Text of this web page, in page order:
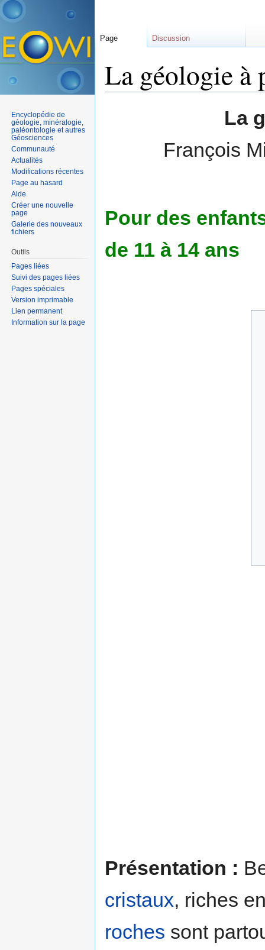
La géologie à
La
François
Pour des
de 11 à 14 ans
Présentation :
cristaux, riches
roches sont
Page Discussion
Encyclopédie de
géologie, minéralogie,
paléontologie et autres
Géosciences
Communauté
Actualités
Modifications récentes
Page au hasard
Aide
Créer une nouvelle
page
Galerie des nouveaux
fichiers
Outils
Pages liées
Suivi des pages liées
Pages spéciales
Version imprimable
Lien permanent
Information sur la page